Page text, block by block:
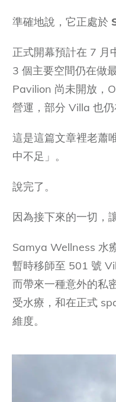
準確地說，它正處於
正式開幕預計在 7 月
3 個主要空間仍在做
Pavilion 尚未開放，
營運，部分 Villa 也仍
這是這篇文章裡老蕭
中不足」。
說完了。
因為接下來的一切，
Samya Wellness 水
暫時移師至 501 號
而帶來一種意外的
受水療，和在正式
維度。